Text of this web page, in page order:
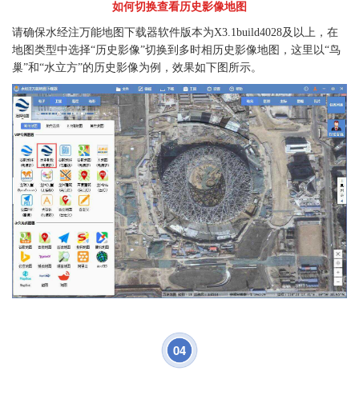
如何切换查看历史影像地图
请确保水经注万能地图下载器软件版本为X3.1build4028及以上，在
地图类型中选择“历史影像”切换到多时相历史影像地图，这里以“鸟
巢”和“水立方”的历史影像为例，效果如下图所示。
04